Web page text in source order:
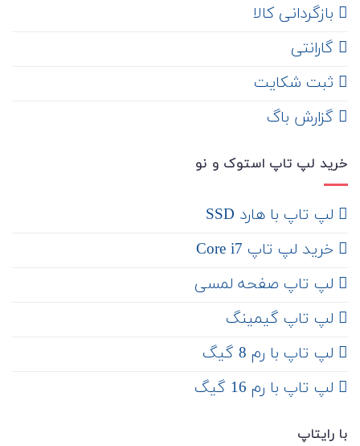
‌ بازگردانی کالا
گارانتی
ثبت شکایت
‌ گزارش باگ
خرید لپ تاپ استوک و نو
لپ تاپ با هارد SSD
خرید لپ تاپ Core i7
لپ تاپ صفحه لمسی
لپ تاپ گیمینگ
لپ تاپ با رم 8 گیگ
لپ تاپ با رم 16 گیگ
با رایتاپ